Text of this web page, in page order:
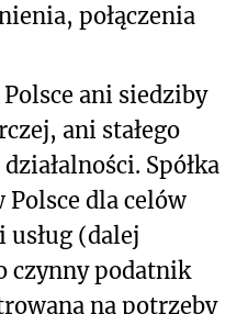
połączenia
ani siedziby
ani stałego
Spółka
Polsce dla celów
(dalej
czynny podatnik
na potrzeby